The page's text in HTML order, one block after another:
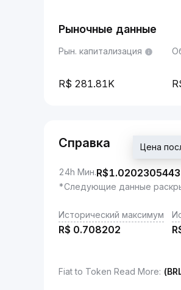
Рыночные данные
Рын. капитализация
281.81K
Справка
24h Мин.R$
Цена
*Следующие данные
Исторический максимум
R$ 0.708202
Fiat to Token Read More: